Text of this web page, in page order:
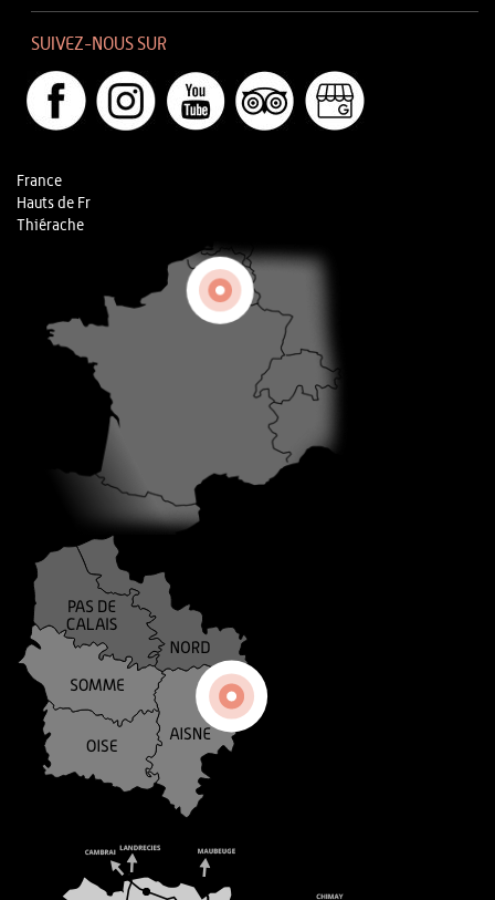
SUIVEZ-NOUS SUR
France
Hauts de Fr
Thiérache